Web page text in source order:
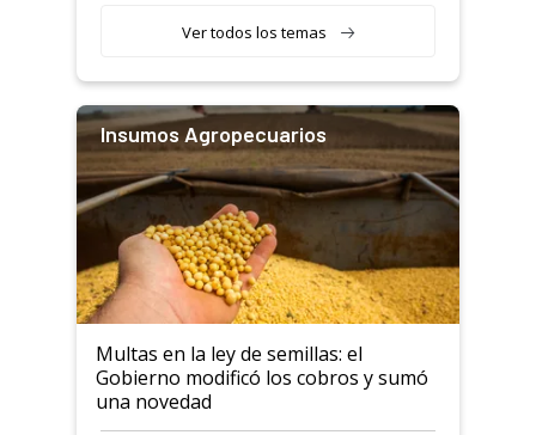
Ver todos los temas
Insumos Agropecuarios
Multas en la ley de semillas: el
Gobierno modificó los cobros y sumó
una novedad